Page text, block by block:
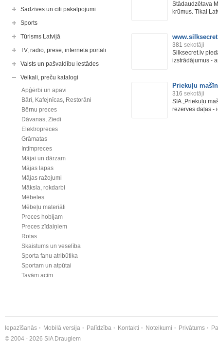
Sadzīves un citi pakalpojumi
Sports
Tūrisms Latvijā
TV, radio, prese, interneta portāli
Valsts un pašvaldību iestādes
Veikali, preču katalogi
Apģērbi un apavi
Bāri, Kafejnīcas, Restorāni
Bērnu preces
Dāvanas, Ziedi
Elektropreces
Grāmatas
Intīmpreces
Mājai un dārzam
Mājas lapas
Mājas ražojumi
Māksla, rokdarbi
Mēbeles
Mēbeļu materiāli
Preces hobijam
Preces zīdaiņiem
Rotas
Skaistums un veselība
Sporta fanu atribūtika
Sportam un atpūtai
Tavām acīm
Stādaudzētava
krūmus. Tikai
381 sekotāji
Silksecret.lv
izstrādājumus -
Priekuļu
316 sekotāji
SIA „Priekuļu
rezerves daļas -
Iepazīšanās Mobilā versija Palīdzība Kontakti Noteikumi Privātums
© 2004 - 2026 SIA Draugiem